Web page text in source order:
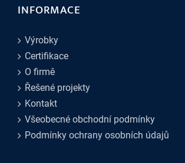
INFORMACE
Výrobky
Certifikace
O firmě
Řešené projekty
Kontakt
Všeobecné obchodní podmínky
Podmínky ochrany osobních údajů